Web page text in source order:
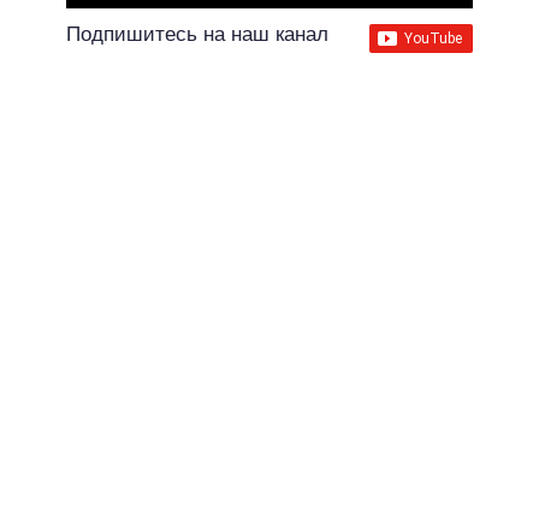
Подпишитесь на наш канал